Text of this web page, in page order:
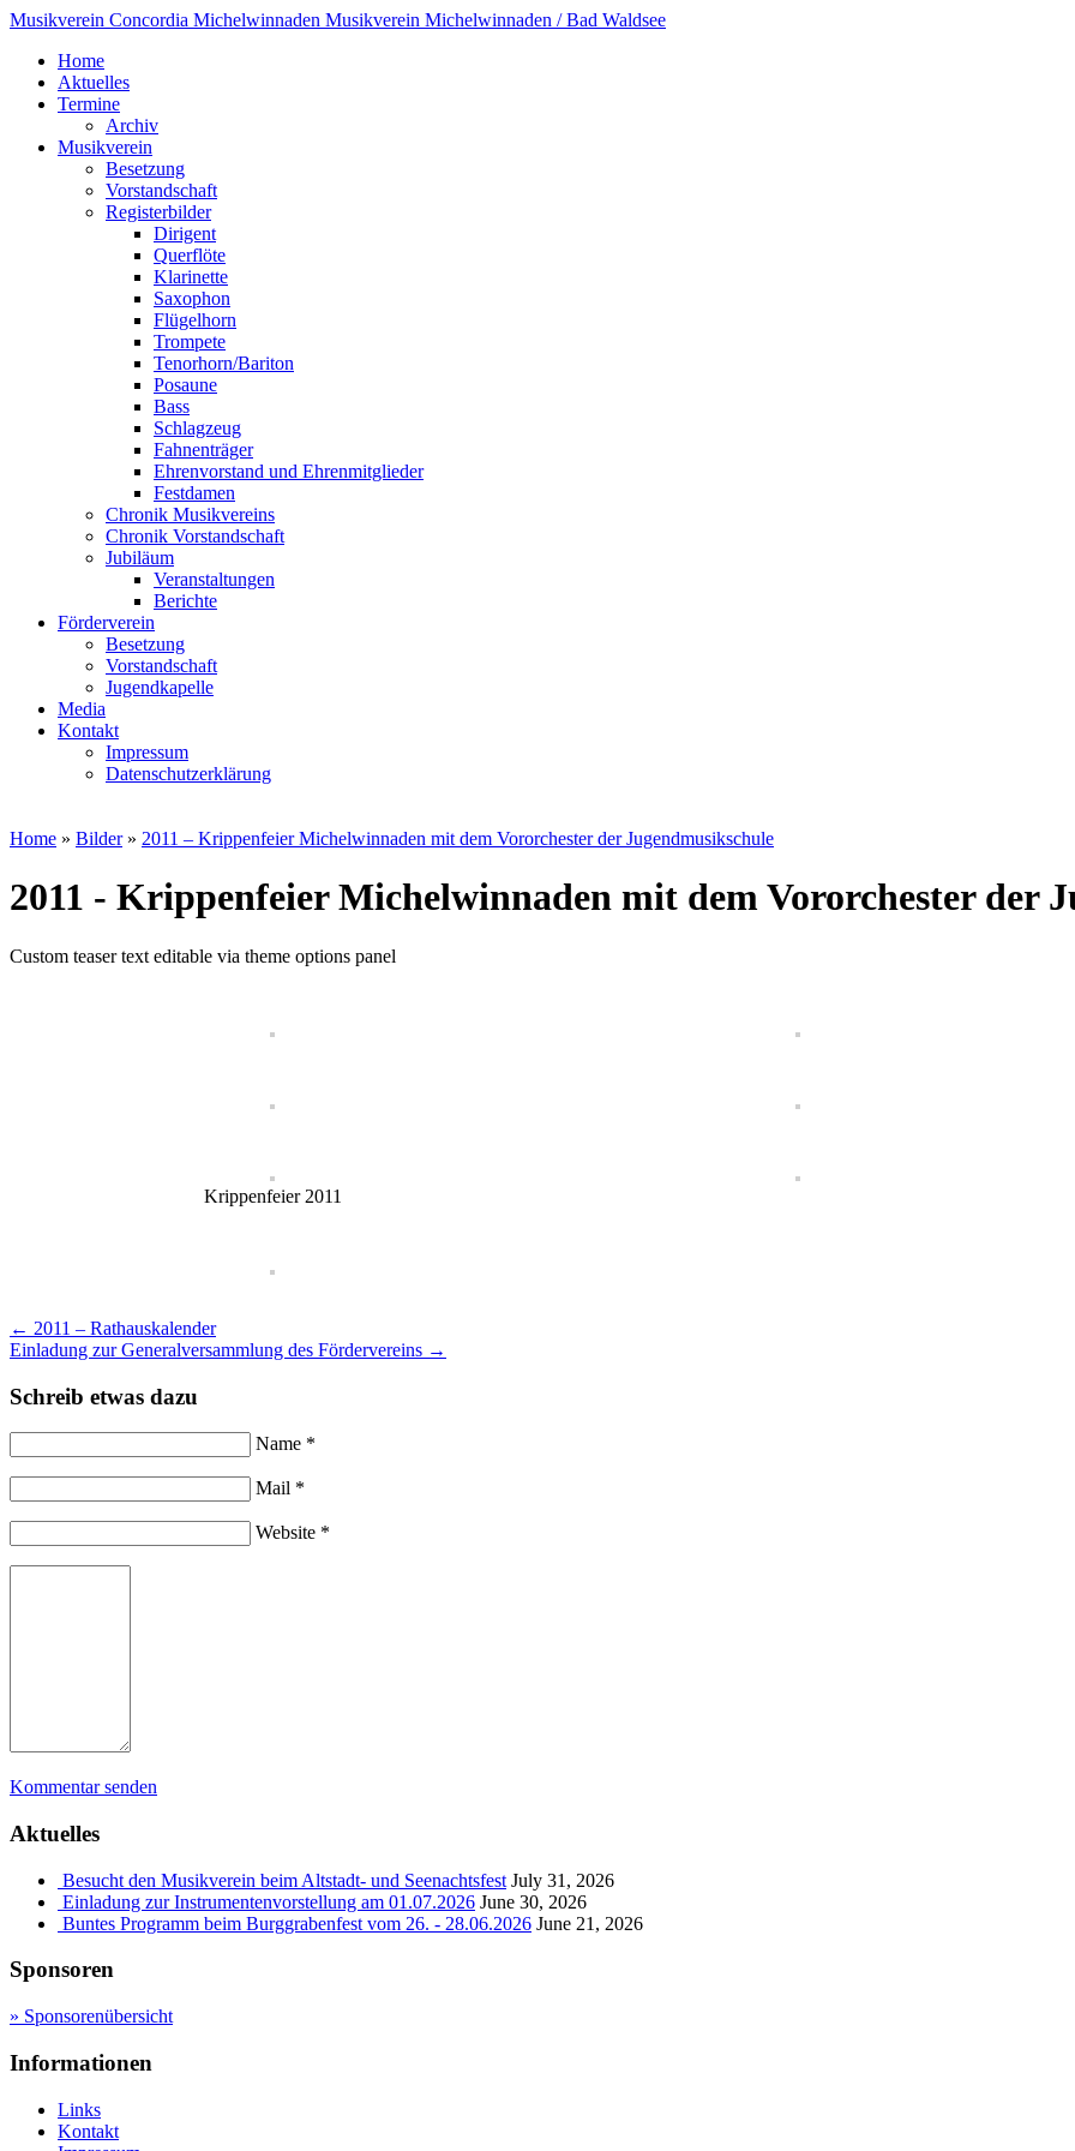
Musikverein Concordia Michelwinnaden Musikverein Michelwinnaden / Bad Waldsee
Home
Aktuelles
Termine
Archiv
Musikverein
Besetzung
Vorstandschaft
Registerbilder
Dirigent
Querflöte
Klarinette
Saxophon
Flügelhorn
Trompete
Tenorhorn/Bariton
Posaune
Bass
Schlagzeug
Fahnenträger
Ehrenvorstand und Ehrenmitglieder
Festdamen
Chronik Musikvereins
Chronik Vorstandschaft
Jubiläum
Veranstaltungen
Berichte
Förderverein
Besetzung
Vorstandschaft
Jugendkapelle
Media
Kontakt
Impressum
Datenschutzerklärung
Home » Bilder» 2011 – Krippenfeier Michelwinnaden mit dem Vororchester der Jugendmusikschule
2011 - Krippenfeier Michelwinnaden mit dem Vororchester der
Custom teaser text editable via theme options panel
Krippenfeier 2011
← 2011 – Rathauskalender
Einladung zur Generalversammlung des Fördervereins →
Schreib etwas dazu
Name *
Mail *
Website *
Kommentar senden
Aktuelles
Besucht den Musikverein beim Altstadt- und Seenachtsfest July 31, 2026
Einladung zur Instrumentenvorstellung am 01.07.2026 June 30, 2026
Buntes Programm beim Burggrabenfest vom 26. - 28.06.2026 June 21, 2026
Sponsoren
» Sponsorenübersicht
Informationen
Links
Kontakt